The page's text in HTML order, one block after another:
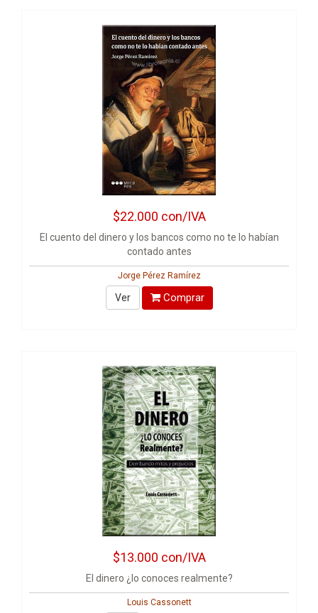
$22.000 con/IVA
El cuento del dinero y los bancos como no te lo habían
contado antes
Jorge Pérez Ramírez
Ver Comprar
$13.000 con/IVA
El dinero ¿lo conoces realmente?
Louis Cassonett